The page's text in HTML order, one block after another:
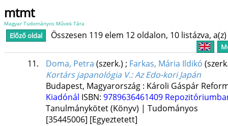
mtmt
Magyar Tudományos Művek Tára
Előző oldal Összesen 119 elem 12 oldalon, 10 listázva,
11. Doma, Petra (szerk.) ; Farkas, Mária Ildikó
Kortárs japanológia V.: Az Edo-kori Japán
Budapest, Magyarország : Károli Gáspár
Kiadónál ISBN: 9789636461409
Tanulmánykötet (Könyv) | Tudományos
[35445006] [Egyeztetett]